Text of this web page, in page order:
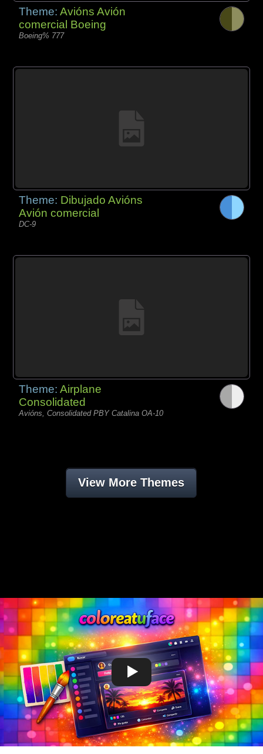
Theme:Avións Avión
comercial Boeing
Boeing% 777
Theme: Dibujado Avións
Avión comercial
DC-9
Theme:Airplane
Consolidated
Avións, Consolidated PBY Catalina OA-10
View More Themes